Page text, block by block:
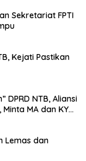
Sekretariat FPTI
Kejati Pastikan
DPRD NTB, Aliansi
MA dan KY
Lemas dan